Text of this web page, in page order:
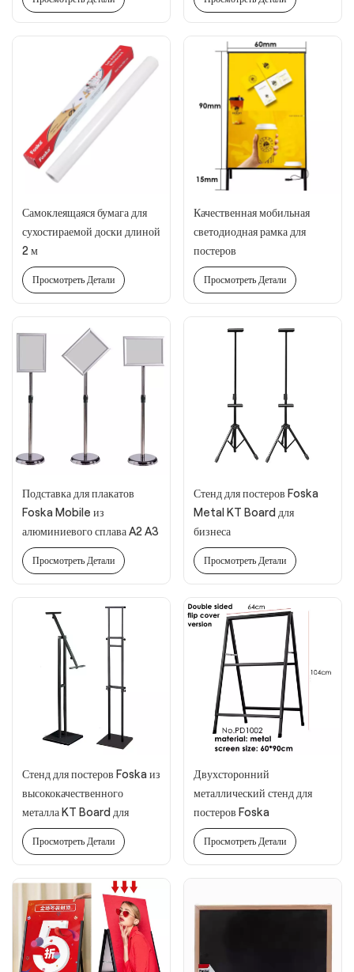
Board with Markers
Самоклеящаяся бумага для
сухостираемой доски длиной
2 м
Просмотреть Детали
Качественная мобильная
светодиодная рамка для
постеров
Просмотреть Детали
Подставка для плакатов
Foska Mobile из
алюминиевого сплава A2 A3
A4 для бизнеса
Просмотреть Детали
Стенд для постеров Foska
Metal KT Board для
бизнеса
Просмотреть Детали
Стенд для постеров Foska из
высококачественного
металла KT Board для
бизнеса
Просмотреть Детали
Двухсторонний
металлический стенд для
постеров Foska
Просмотреть Детали